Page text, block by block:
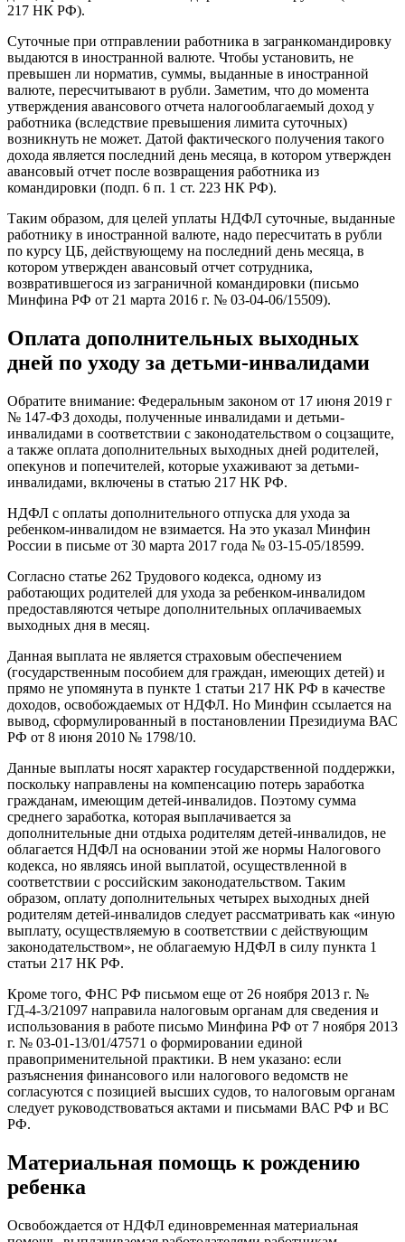
217 НК РФ).
Суточные при отправлении работника в загранкомандировку
выдаются в иностранной валюте. Чтобы установить, не
превышен ли норматив, суммы, выданные в иностранной
валюте, пересчитывают в рубли. Заметим, что до момента
утверждения авансового отчета налогооблагаемый доход у
работника (вследствие превышения лимита суточных)
возникнуть не может. Датой фактического получения такого
дохода является последний день месяца, в котором утвержден
авансовый отчет после возвращения работника из
командировки (подп. 6 п. 1 ст. 223 НК РФ).
Таким образом, для целей уплаты НДФЛ суточные, выданные
работнику в иностранной валюте, надо пересчитать в рубли
по курсу ЦБ, действующему на последний день месяца, в
котором утвержден авансовый отчет сотрудника,
возвратившегося из заграничной командировки (письмо
Минфина РФ от 21 марта 2016 г. № 03-04-06/15509).
Оплата дополнительных выходных
дней по уходу за детьми-инвалидами
Обратите внимание: Федеральным законом от 17 июня 2019 г
№ 147-ФЗ доходы, полученные инвалидами и детьми-
инвалидами в соответствии с законодательством о соцзащите,
а также оплата дополнительных выходных дней родителей,
опекунов и попечителей, которые ухаживают за детьми-
инвалидами, включены в статью 217 НК РФ.
НДФЛ с оплаты дополнительного отпуска для ухода за
ребенком-инвалидом не взимается. На это указал Минфин
России в письме от 30 марта 2017 года № 03-15-05/18599.
Согласно статье 262 Трудового кодекса, одному из
работающих родителей для ухода за ребенком-инвалидом
предоставляются четыре дополнительных оплачиваемых
выходных дня в месяц.
Данная выплата не является страховым обеспечением
(государственным пособием для граждан, имеющих детей) и
прямо не упомянута в пункте 1 статьи 217 НК РФ в качестве
доходов, освобождаемых от НДФЛ. Но Минфин ссылается на
вывод, сформулированный в постановлении Президиума ВАС
РФ от 8 июня 2010 № 1798/10.
Данные выплаты носят характер государственной поддержки,
поскольку направлены на компенсацию потерь заработка
гражданам, имеющим детей-инвалидов. Поэтому сумма
среднего заработка, которая выплачивается за
дополнительные дни отдыха родителям детей-инвалидов, не
облагается НДФЛ на основании этой же нормы Налогового
кодекса, но являясь иной выплатой, осуществленной в
соответствии с российским законодательством. Таким
образом, оплату дополнительных четырех выходных дней
родителям детей-инвалидов следует рассматривать как «иную
выплату, осуществляемую в соответствии с действующим
законодательством», не облагаемую НДФЛ в силу пункта 1
статьи 217 НК РФ.
Кроме того, ФНС РФ письмом еще от 26 ноября 2013 г. №
ГД-4-3/21097 направила налоговым органам для сведения и
использования в работе письмо Минфина РФ от 7 ноября 2013
г. № 03-01-13/01/47571 о формировании единой
правоприменительной практики. В нем указано: если
разъяснения финансового или налогового ведомств не
согласуются с позицией высших судов, то налоговым органам
следует руководствоваться актами и письмами ВАС РФ и ВС
РФ.
Материальная помощь к рождению
ребенка
Освобождается от НДФЛ единовременная материальная